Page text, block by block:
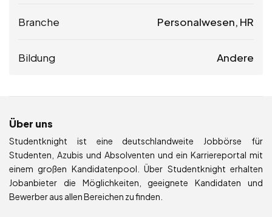
Branche Personalwesen, HR
Bildung Andere
Über uns
Studentknight ist eine deutschlandweite Jobbörse für
Studenten, Azubis und Absolventen und ein Karriereportal mit
einem großen Kandidatenpool. Über Studentknight erhalten
Jobanbieter die Möglichkeiten, geeignete Kandidaten und
Bewerber aus allen Bereichen zu finden.